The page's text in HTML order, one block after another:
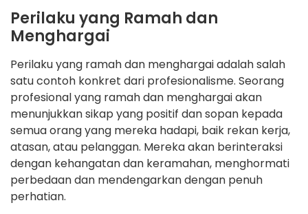
Perilaku yang Ramah dan
Menghargai
Perilaku yang ramah dan menghargai adalah salah
satu contoh konkret dari profesionalisme. Seorang
profesional yang ramah dan menghargai akan
menunjukkan sikap yang positif dan sopan kepada
semua orang yang mereka hadapi, baik rekan kerja,
atasan, atau pelanggan. Mereka akan berinteraksi
dengan kehangatan dan keramahan, menghormati
perbedaan dan mendengarkan dengan penuh
perhatian.